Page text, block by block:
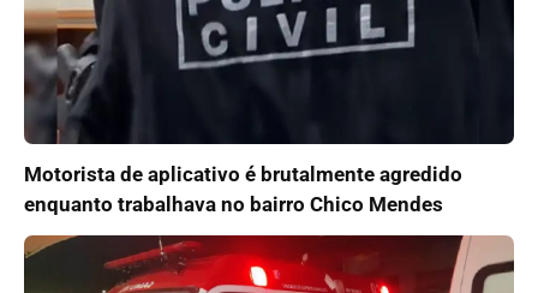
Motorista de aplicativo é brutalmente agredido
enquanto trabalhava no bairro Chico Mendes